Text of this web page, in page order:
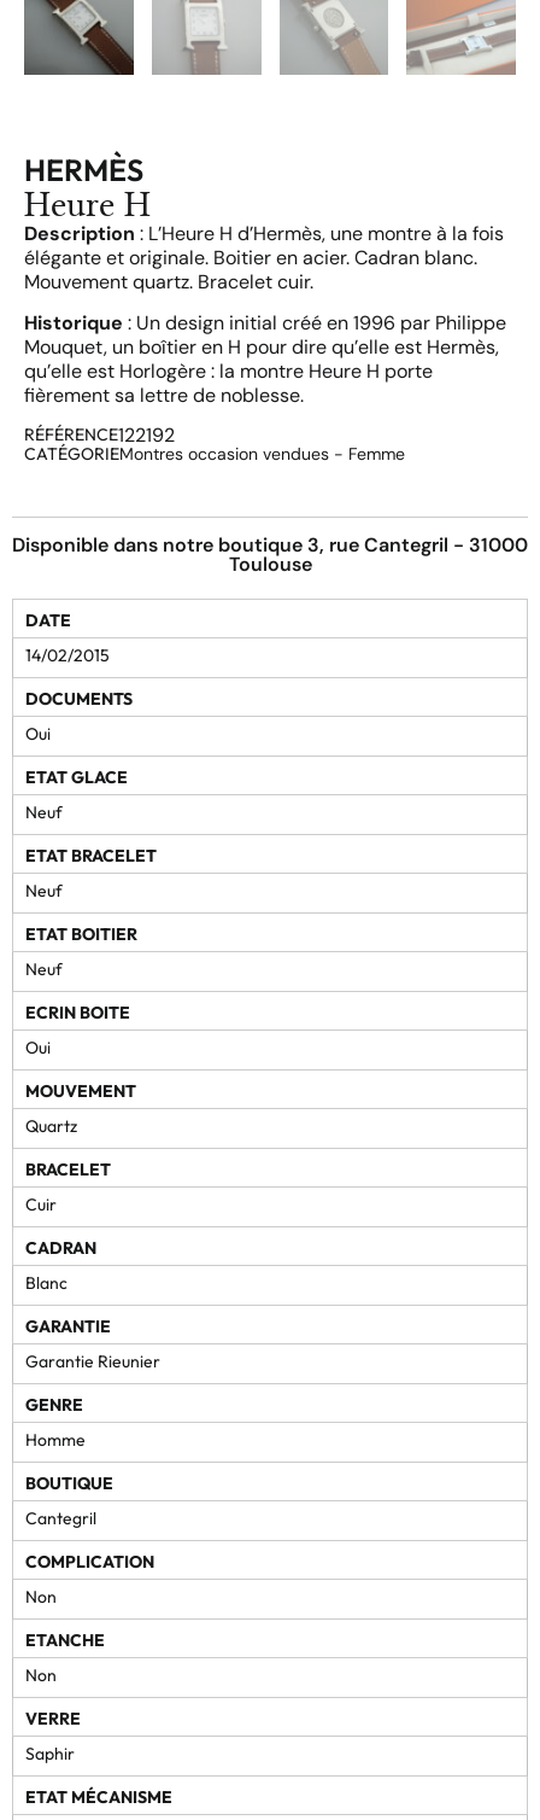
HERMÈS
Heure H
Description : L’Heure H d’Hermès, une montre à la fois
élégante et originale. Boitier en acier. Cadran blanc.
Mouvement quartz. Bracelet cuir.
Historique : Un design initial créé en 1996 par Philippe
Mouquet, un boîtier en H pour dire qu’elle est Hermès,
qu’elle est Horlogère : la montre Heure H porte
fièrement sa lettre de noblesse.
RÉFÉRENCE122192
CATÉGORIEMontres occasion vendues - Femme
Disponible dans notre boutique 3, rue Cantegril - 31000
Toulouse
DATE
14/02/2015
DOCUMENTS
Oui
ETAT GLACE
Neuf
ETAT BRACELET
Neuf
ETAT BOITIER
Neuf
ECRIN BOITE
Oui
MOUVEMENT
Quartz
BRACELET
Cuir
CADRAN
Blanc
GARANTIE
Garantie Rieunier
GENRE
Homme
BOUTIQUE
Cantegril
COMPLICATION
Non
ETANCHE
Non
VERRE
Saphir
ETAT MÉCANISME